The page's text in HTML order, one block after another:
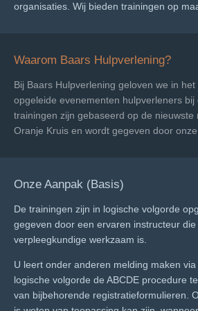
organisaties. Wij bieden trainingen op
Waarom Baars Hulpverlening?
Bij Baars Hulpverlening geloven we in
opgeleide evenementen hulpverleners bij
trainingen zijn gebaseerd op de nieuwste
Oranje Kruis en wordt gegeven door
Onze Aanpak (Basis)
De trainingen zijn in logische volgorde
gegeven door een ervaren instructeur die
verpleegkundige werkzaam is.
U leert onder anderen melding maken
logische volgorde de ABCDE procedure
van bijbehorende registratieformulieren.